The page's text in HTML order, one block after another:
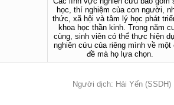
học, thí nghiệm của con người,
thức, xã hội và tâm lý học phát
khoa học thần kinh. Trong năm
cùng, sinh viên có thể thực hiện
nghiên cứu của riêng mình về một
đề mà họ lựa chọn.
Người dịch: Hải Yến (SSDH)